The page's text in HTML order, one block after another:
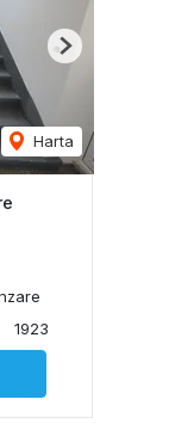
Harta
Next
1923